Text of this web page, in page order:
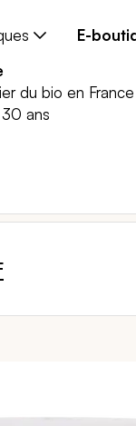
E-
du bio en France
ans